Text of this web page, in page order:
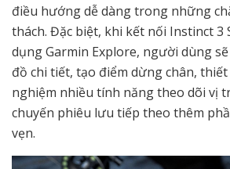
điều hướng dễ dàng trong những
thách. Đặc biệt, khi kết nối Instinct 3
dụng Garmin Explore, người dùng
đồ chi tiết, tạo điểm dừng chân,
nghiệm nhiều tính năng theo dõi vị
chuyến phiêu lưu tiếp theo thêm
vẹn.